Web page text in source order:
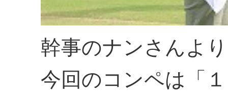
幹事のナンさんよ
今回のコンペは「